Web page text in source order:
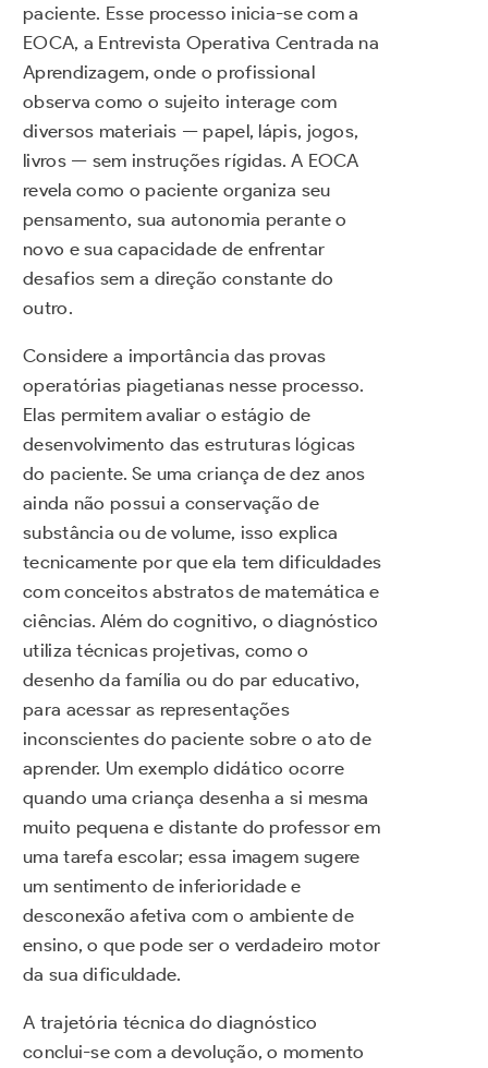
paciente. Esse processo inicia-se com a
EOCA, a Entrevista Operativa Centrada na
Aprendizagem, onde o profissional
observa como o sujeito interage com
diversos materiais — papel, lápis, jogos,
livros — sem instruções rígidas. A EOCA
revela como o paciente organiza seu
pensamento, sua autonomia perante o
novo e sua capacidade de enfrentar
desafios sem a direção constante do
outro.
Considere a importância das provas
operatórias piagetianas nesse processo.
Elas permitem avaliar o estágio de
desenvolvimento das estruturas lógicas
do paciente. Se uma criança de dez anos
ainda não possui a conservação de
substância ou de volume, isso explica
tecnicamente por que ela tem dificuldades
com conceitos abstratos de matemática e
ciências. Além do cognitivo, o diagnóstico
utiliza técnicas projetivas, como o
desenho da família ou do par educativo,
para acessar as representações
inconscientes do paciente sobre o ato de
aprender. Um exemplo didático ocorre
quando uma criança desenha a si mesma
muito pequena e distante do professor em
uma tarefa escolar; essa imagem sugere
um sentimento de inferioridade e
desconexão afetiva com o ambiente de
ensino, o que pode ser o verdadeiro motor
da sua dificuldade.
A trajetória técnica do diagnóstico
conclui-se com a devolução, o momento